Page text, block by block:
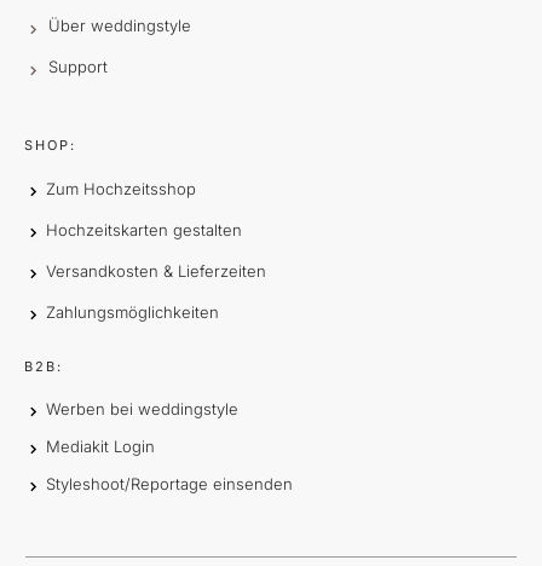
Über weddingstyle
Support
SHOP:
Zum Hochzeitsshop
Hochzeitskarten gestalten
Versandkosten & Lieferzeiten
Zahlungsmöglichkeiten
B2B:
Werben bei weddingstyle
Mediakit Login
Styleshoot/Reportage einsenden